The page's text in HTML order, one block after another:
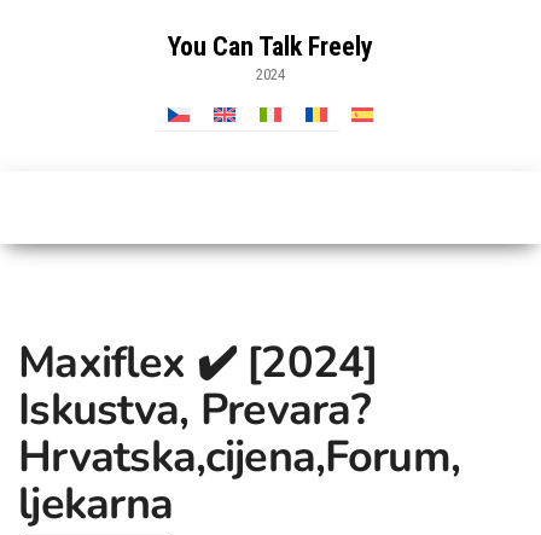
You Can Talk Freely
2024
Maxiflex ✔️ [2024]
Iskustva, Prevara?
Hrvatska,cijena,Forum,
ljekarna